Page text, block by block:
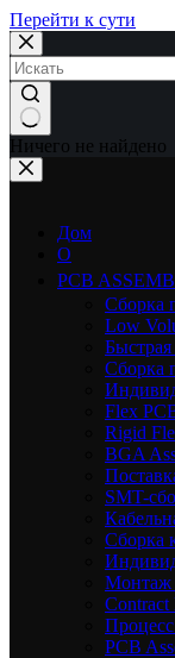
Перейти к сути
Ничего не найдено
Дом
О
PCB
Сборка
Low
Сборка
Flex
Rigid
BGA
SMT-
Сборка
Монтаж
Contract
PCB